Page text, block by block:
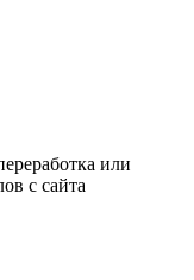
или
с сайта